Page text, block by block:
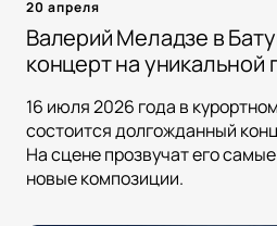
20 апреля
Валерий Меладзе в
концерт на уникальной
16 июля 2026 года в
состоится долгожданный
На сцене прозвучат его
новые композиции.